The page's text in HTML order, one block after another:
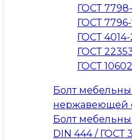
ГОСТ
ГОСТ
ГОСТ 4014-
ГОСТ
ГОСТ
Болт
нержавеющей
Болт
DIN 444 / ГОСТ